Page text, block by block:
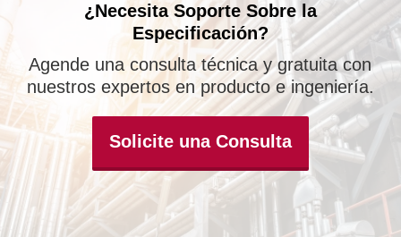
¿Necesita Soporte Sobre la
Especificación?
Agende una consulta técnica y gratuita con
nuestros expertos en producto e ingeniería.
Solicite una Consulta